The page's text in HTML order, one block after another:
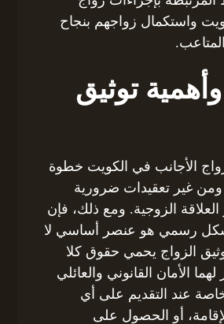
واستكمال زواجهم بنجاح
وأهمية توثيق
الأجانب في الكويت خطوة
غير تعقيدات ضرورية
الزوجية. ومع ذلك، فإن
رسمي هو عنصر أساسي لا
الزواج يحمي حقوق كلا
الأمان القانوني والعائلي
خاصة عند التقديم على أي
أو الحصول على